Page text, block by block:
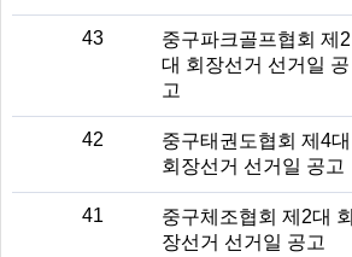
43
중구파크골프협회 제2
대 회장선거 선거일 공
고
42
중구태권도협회 제4대
회장선거 선거일 공고
41
중구체조협회 제2대 회
장선거 선거일 공고